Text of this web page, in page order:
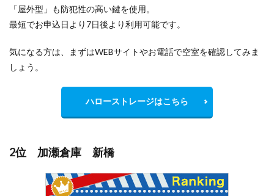
「屋外型」も防犯性の高い鍵を使用。
最短でお申込日より7日後より利用可能です。
気になる方は、まずはWEBサイトやお電話で空室を確認してみま
しょう。
ハローストレージはこちら
2位 加瀬倉庫 新橋